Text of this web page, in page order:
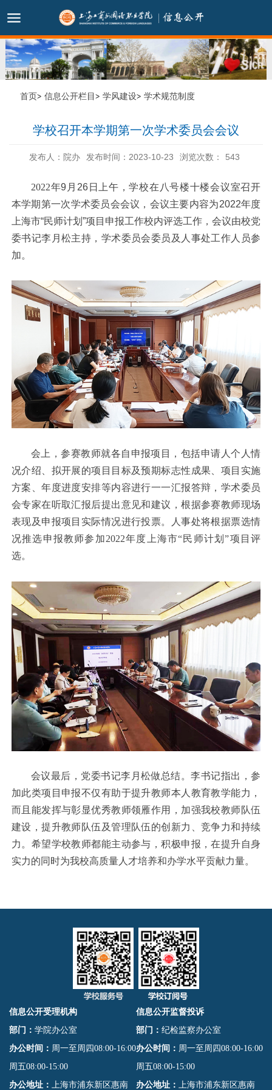
首页 信息公开栏目 学风建设 学术规范制度
学校召开本学期第一次学术委员会会议
发布人：院办 发布时间：2023-10-23 浏览次数： 543
2022年9月26日上午，学校在八号楼十楼会议室召开
本学期第一次学术委员会会议，会议主要内容为2022年度
上海市“民师计划”项目申报工作校内评选工作，会议由校党
委书记李月松主持，学术委员会委员及人事处工作人员参
加。
会上，参赛教师就各自申报项目，包括申请人个人情
况介绍、拟开展的项目目标及预期标志性成果、项目实施
方案、年度进度安排等内容进行一一汇报答辩，学术委员
会专家在听取汇报后提出意见和建议，根据参赛教师现场
表现及申报项目实际情况进行投票。人事处将根据票选情
况推选申报教师参加2022年度上海市“民师计划”项目评
选。
会议最后，党委书记李月松做总结。李书记指出，参
加此类项目申报不仅有助于提升教师本人教育教学能力，
而且能发挥与彰显优秀教师领雁作用，加强我校教师队伍
建设，提升教师队伍及管理队伍的创新力、竞争力和持续
力。希望学校教师都能主动参与，积极申报，在提升自身
实力的同时为我校高质量人才培养和办学水平贡献力量。
信息公开受理机构
部门： 学院办公室
办公时间： 周一至周四08:00-16:00
周五08:00-15:00
办公地址： 上海市浦东新区惠南
信息公开监督投诉
部门： 纪检监察办公室
办公时间： 周一至周四08:00-16:00
周五08:00-15:00
办公地址： 上海市浦东新区惠南